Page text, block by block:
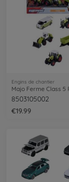
Engins de chantier
Majo Ferme Class 5
8503105002
€19.99